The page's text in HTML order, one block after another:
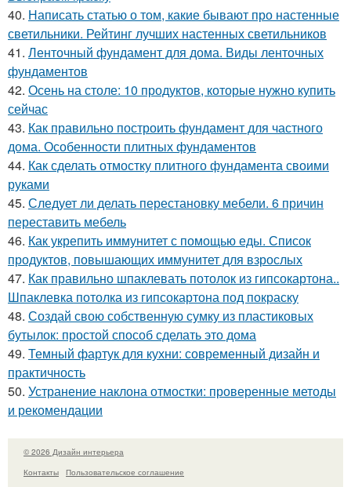
40. Написать статью о том, какие бывают про настенные
светильники. Рейтинг лучших настенных светильников
41. Ленточный фундамент для дома. Виды ленточных
фундаментов
42. Осень на столе: 10 продуктов, которые нужно купить
сейчас
43. Как правильно построить фундамент для частного
дома. Особенности плитных фундаментов
44. Как сделать отмостку плитного фундамента своими
руками
45. Следует ли делать перестановку мебели. 6 причин
переставить мебель
46. Как укрепить иммунитет с помощью еды. Список
продуктов, повышающих иммунитет для взрослых
47. Как правильно шпаклевать потолок из гипсокартона..
Шпаклевка потолка из гипсокартона под покраску
48. Создай свою собственную сумку из пластиковых
бутылок: простой способ сделать это дома
49. Темный фартук для кухни: современный дизайн и
практичность
50. Устранение наклона отмостки: проверенные методы
и рекомендации
© 2026 Дизайн интерьера
Контакты
Пользовательское соглашение